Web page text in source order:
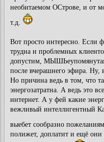
необитаемом ОСтрове, и от
т.д.
Вот просто интересно. Если
трудна и проблемных
допустим,
после вчерашнего эфира. Ну,
Но причина ведь в том, что
энергозатратна. А ведь это
интернет. А у фей какие
вежливый интеллигентный
выебет сообразно
полижет, доплатит и ещё